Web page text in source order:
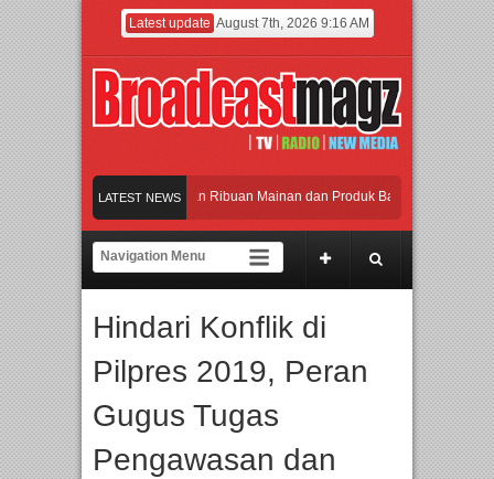
Latest update August 7th, 2026 9:16 AM
LATEST NEWS
Meramaikan Jakarta dengan Ribuan Mainan dan Produk Bayi dari Seluruh
Menjadi Gerbang Inovasi dan Peluang Bisnis Industri Gifts dan Housewares
Rayakan Perpaduan Warisan Dan Semangat Lokal, BIRKENSTOCK INDONESIA
Meramaikan Jakarta dengan Ribuan Mainan dan Produk Bayi dari Seluruh
Hindari Konflik di
Pilpres 2019, Peran
Gugus Tugas
Pengawasan dan